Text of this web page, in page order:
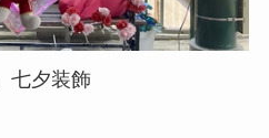
七夕装飾